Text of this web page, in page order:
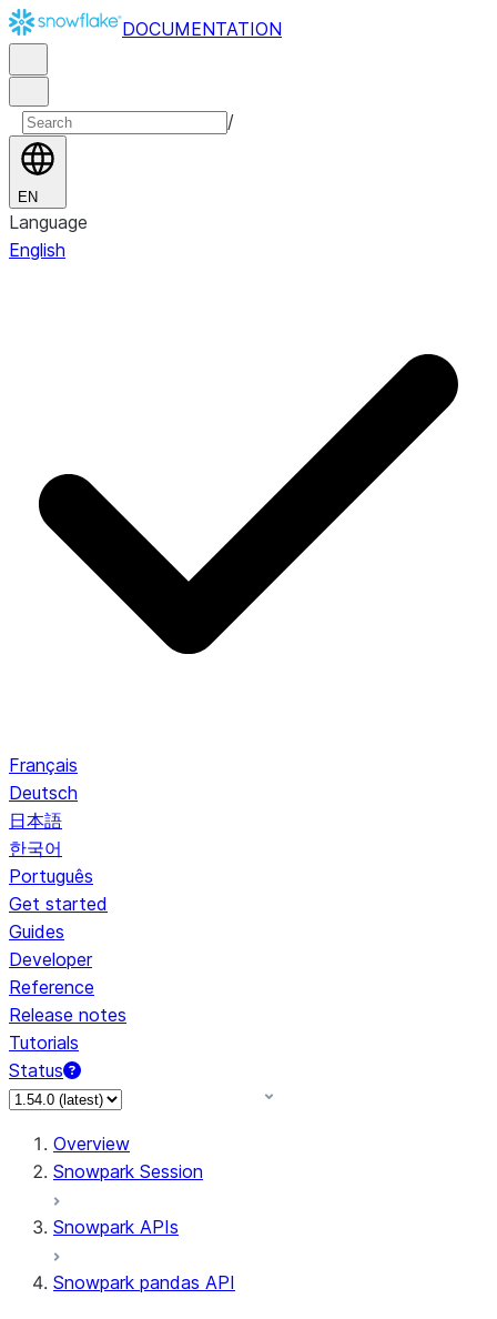
DOCUMENTATION
/
EN
Language
English
Français
Deutsch
日本語
한국어
Português
Get started
Guides
Developer
Reference
Release notes
Tutorials
Status
Overview
Snowpark Session
Snowpark APIs
Snowpark pandas API